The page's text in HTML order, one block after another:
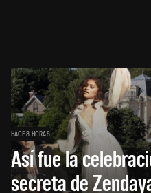
HACE 8 HORAS
Así fue la
secreta de